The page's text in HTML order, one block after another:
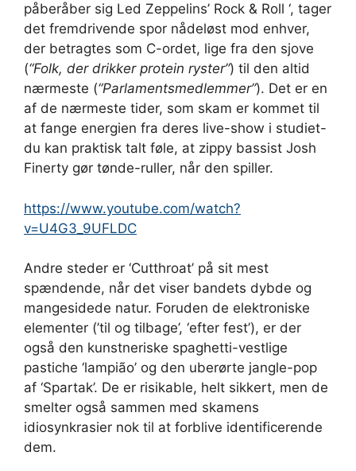
påberåber sig Led Zeppelins’ Rock & Roll ‘, tager
det fremdrivende spor nådeløst mod enhver,
der betragtes som C-ordet, lige fra den sjove
(“Folk, der drikker protein ryster”) til den altid
nærmeste (“Parlamentsmedlemmer”). Det er en
af ​​de nærmeste tider, som skam er kommet til
at fange energien fra deres live-show i studiet-
du kan praktisk talt føle, at zippy bassist Josh
Finerty gør tønde-ruller, når den spiller.
https://www.youtube.com/watch?
v=U4G3_9UFLDC
Andre steder er ‘Cutthroat’ på sit mest
spændende, når det viser bandets dybde og
mangesidede natur. Foruden de elektroniske
elementer (’til og tilbage’, ‘efter fest’), er der
også den kunstneriske spaghetti-vestlige
pastiche ‘lampião’ og den uberørte jangle-pop
af ‘Spartak’. De er risikable, helt sikkert, men de
smelter også sammen med skamens
idiosynkrasier nok til at forblive identificerende
dem.